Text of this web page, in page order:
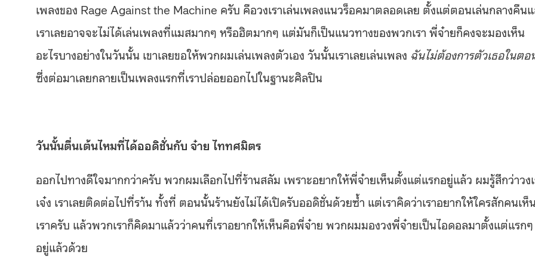
เพลงของ Rage Against the Machine ครับ คือวงเราเล่นเพลงแนวร็อคมาตลอดเลย ตั้งแต่ตอนเล่นกลางคืน
เราเลยอาจจะไม่ได้เล่นเพลงที่แมสมากๆ หรือฮิตมากๆ แต่มันก็เป็นแนวทางของพวกเรา พี่จ๋ายก็คงจะมองเห็น
อะไรบางอย่างในวันนั้น เขาเลยขอให้พวกผมเล่นเพลงตัวเอง วันนั้นเราเลยเล่นเพลง ฉันไม่ต้องการตัวเธอในตอ
ซึ่งต่อมาเลยกลายเป็นเพลงแรกที่เราปล่อยออกไปในฐานะศิลปิน
วันนั้นตื่นเต้นไหมที่ได้ออดิชั่นกับ จ๋าย ไททศมิตร
ออกไปทางดีใจมากกว่าครับ พวกผมเลือกไปที่ร้านสลัม เพราะอยากให้พี่จ๋ายเห็นตั้งแต่แรกอยู่แล้ว ผมรู้สึกว่าวง
เจ๋ง เราเลยติดต่อไปที่รา้น ทั้งที่ ตอนนั้นร้านยังไม่ได้เปิดรับออดิชั่นด้วยซ้ำ แต่เราคิดว่าเราอยากให้ใครสักคนเห็น
เราครับ แล้วพวกเราก็คิดมาแล้วว่าคนที่เราอยากให้เห็นคือพี่จ๋าย พวกผมมองวงพี่จ๋ายเป็นไอดอลมาตั้งแต่แรกๆ
อยู่แล้วด้วย